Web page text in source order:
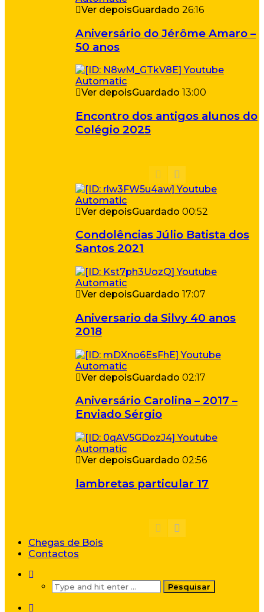
Ver depoisGuardado 26:16
Aniversário do Jérôme Amaro –
50 anos
Ver depoisGuardado 13:00
Encontro dos antigos alunos do
Colégio 2025
Ver depoisGuardado 00:52
Condolências Júlio Batista dos
Santos 2021
Ver depoisGuardado 17:07
Aniversario da Silvy 40 anos
2018
Ver depoisGuardado 02:17
Aniversário Carolina – 2017 –
Enviado Sérgio
Ver depoisGuardado 02:56
lambretas particular 17
Chegas de Bois
Contactos